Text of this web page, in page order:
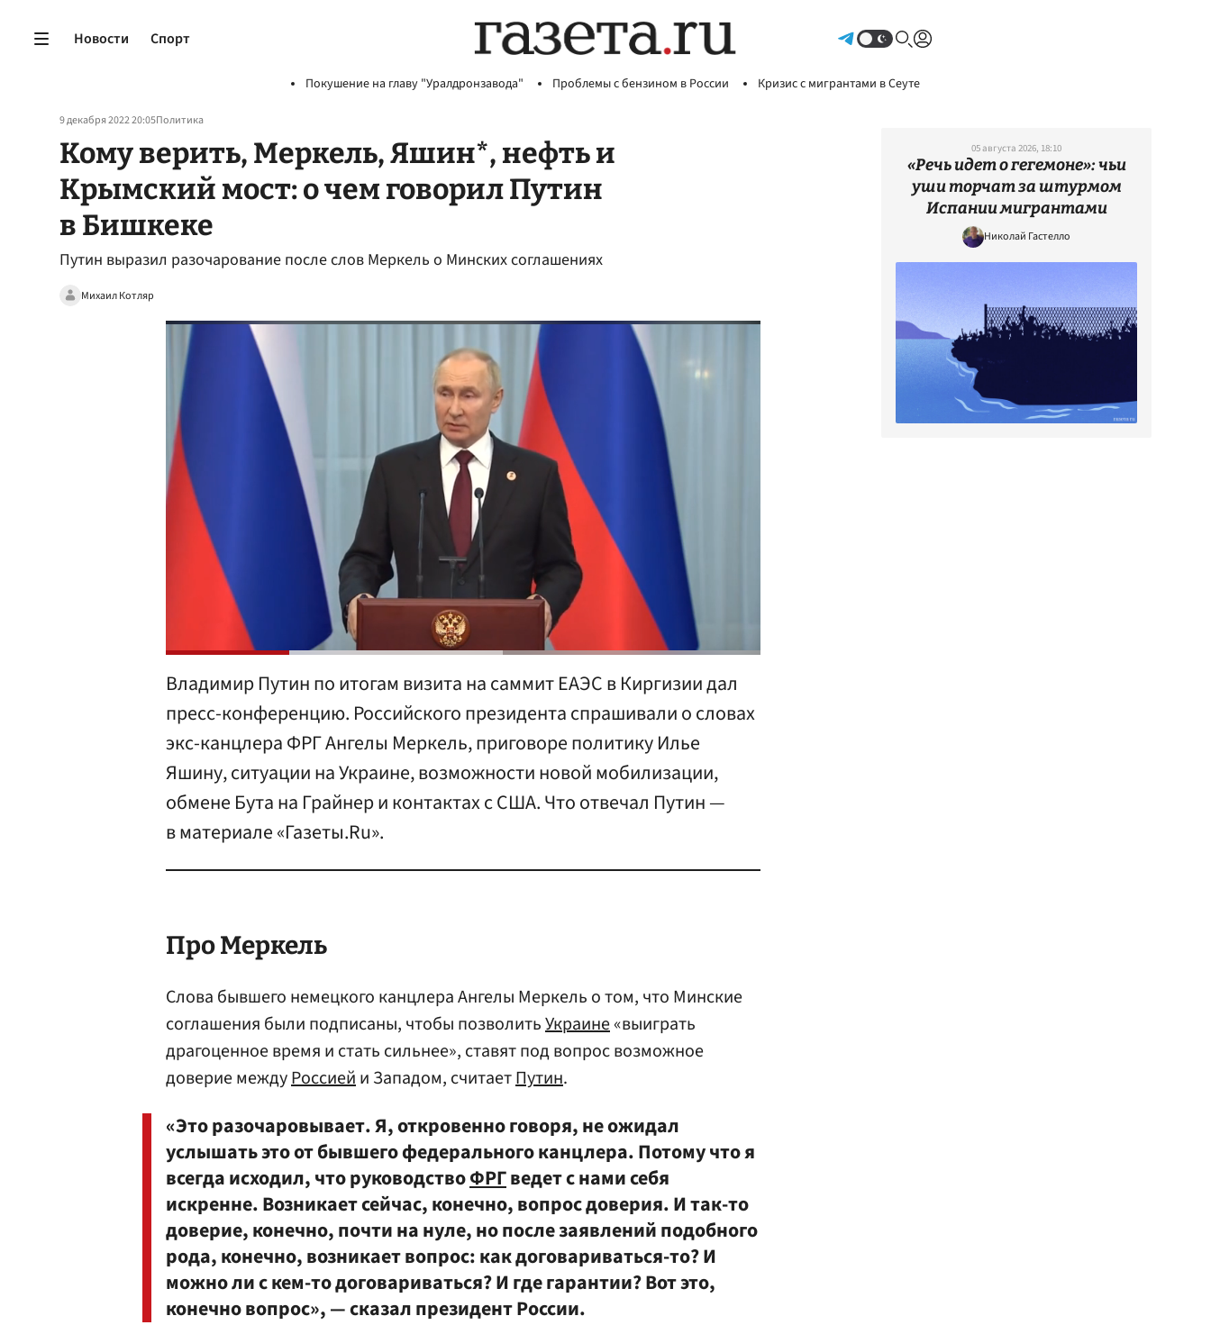
Новости Спорт
Покушение на главу "Уралдронзавода" Проблемы с бензином в России Кризис с мигрантами в Сеуте
9 декабря 2022 20:05Политика
Кому верить, Меркель, Яшин*, нефть и
Крымский мост: о чем говорил Путин
в Бишкеке
Путин выразил разочарование после слов Меркель о Минских соглашениях
Михаил Котляр
Владимир Путин по итогам визита на саммит ЕАЭС в Киргизии дал
пресс-конференцию. Российского президента спрашивали о словах
экс-канцлера ФРГ Ангелы Меркель, приговоре политику Илье
Яшину, ситуации на Украине, возможности новой мобилизации,
обмене Бута на Грайнер и контактах с США. Что отвечал Путин —
в материале «Газеты.Ru».
Про Меркель
Слова бывшего немецкого канцлера Ангелы Меркель о том, что Минские
соглашения были подписаны, чтобы позволитьУкраине«выиграть
драгоценное время и стать сильнее», ставят под вопрос возможное
доверие междуРоссиейи Западом, считаетПутин.
«Это разочаровывает. Я, откровенно говоря, не ожидал
услышать это от бывшего федерального канцлера. Потому что я
всегда исходил, что руководствоФРГведет с нами себя
искренне. Возникает сейчас, конечно, вопрос доверия. И так-то
доверие, конечно, почти на нуле, но после заявлений подобного
рода, конечно, возникает вопрос: как договариваться-то? И
можно ли с кем-то договариваться? И где гарантии? Вот это,
конечно вопрос», — сказал президент России.
05 августа 2026, 18:10
«Речь идет о гегемоне»: чьи
уши торчат за штурмом
Испании мигрантами
Николай Гастелло